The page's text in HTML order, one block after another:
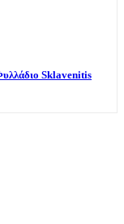
Sklavenitis